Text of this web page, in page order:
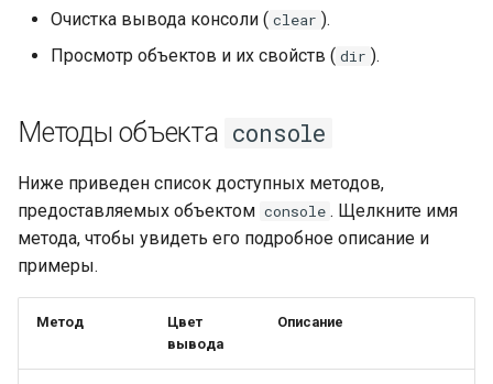
о
и
с
Rotor
RotorItem
Winding
Colors
Math.normAngle()
Math.spanAngle()
Math.round()
Geom.box()
Geom.chamfer()
Geom.circle()
Geom.collar()
Geom.cone()
Material.magnetRadial()
MagnetParallelMaterial
Point3
Vector3
Shape
Piece
QGroupBox
QGridLayout
QFormLayout
WarningIcon
ExclamationIcon
Очистка вывода консоли ( clear ).
Просмотр объектов и их свойств ( dir ).
Методы объекта console
Ниже приведен список доступных методов,
предоставляемых объектом console . Щелкните имя
метода, чтобы увидеть его подробное описание и
примеры.
Метод
Цвет
вывода
Описание